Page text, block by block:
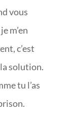
vous
m’en
c’est
la solution.
tu l’as